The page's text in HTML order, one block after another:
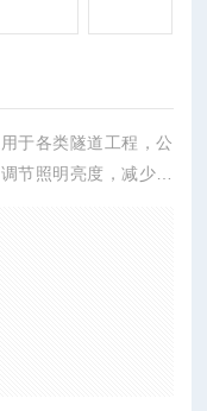
于各类隧道工程，公
节照明亮度，减少驾
电量达30%。铁路隧
均可通过部署照度检